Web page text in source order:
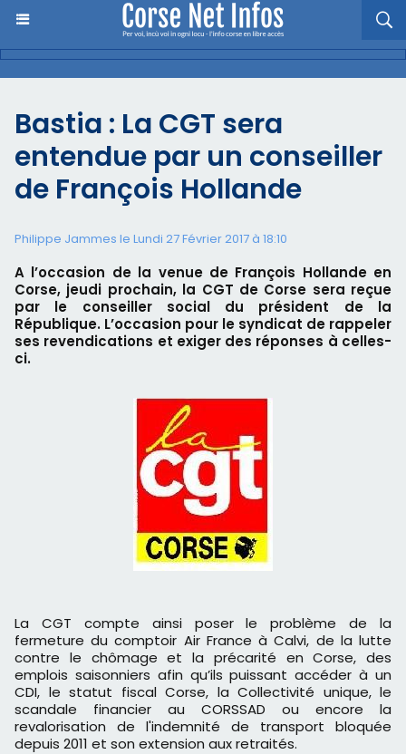
Bastia : La CGT sera
entendue par un conseiller
de François Hollande
Philippe Jammes le Lundi 27 Février 2017 à 18:10
A l’occasion de la venue de François Hollande en
Corse, jeudi prochain, la CGT de Corse sera reçue
par le conseiller social du président de la
République. L’occasion pour le syndicat de rappeler
ses revendications et exiger des réponses à celles-
ci.
La CGT compte ainsi poser le problème de la
fermeture du comptoir Air France à Calvi, de la lutte
contre le chômage et la précarité en Corse, des
emplois saisonniers afin qu’ils puissant accéder à un
CDI, le statut fiscal Corse, la Collectivité unique, le
scandale financier au CORSSAD ou encore la
revalorisation de l'indemnité de transport bloquée
depuis 2011 et son extension aux retraités.